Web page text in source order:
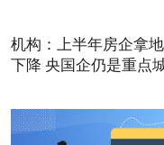
机构：上半年房企拿
下降 央国企仍是重点